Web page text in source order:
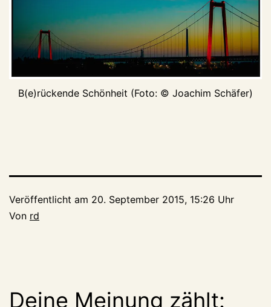
B(e)rückende Schönheit (Foto: © Joachim Schäfer)
Veröffentlicht am 20. September 2015, 15:26 Uhr
Von rd
Deine Meinung zählt: